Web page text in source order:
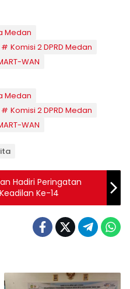
Medan
Komisi 2 DPRD Medan
WAN
Medan
Komisi 2 DPRD Medan
WAN
Hadiri Peringatan
Ke-14